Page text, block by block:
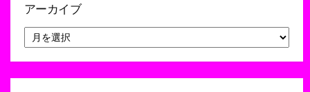
アーカイブ
ー
カ